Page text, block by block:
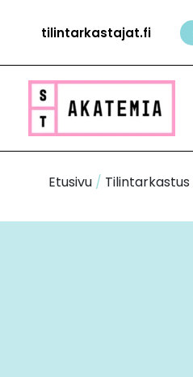
sisältööntilintarkastajat.fi
Etusivu / Tilintarkastus